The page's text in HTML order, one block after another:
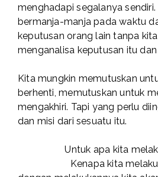
menghadapi segalanya
bermanja-manja pada waktu
keputusan orang lain tanpa
menganalisa keputusan itu
Kita mungkin memutuskan
berhenti, memutuskan untuk
mengakhiri. Tapi yang perlu
dan misi dari sesuatu itu.
Untuk apa kita
Kenapa kita